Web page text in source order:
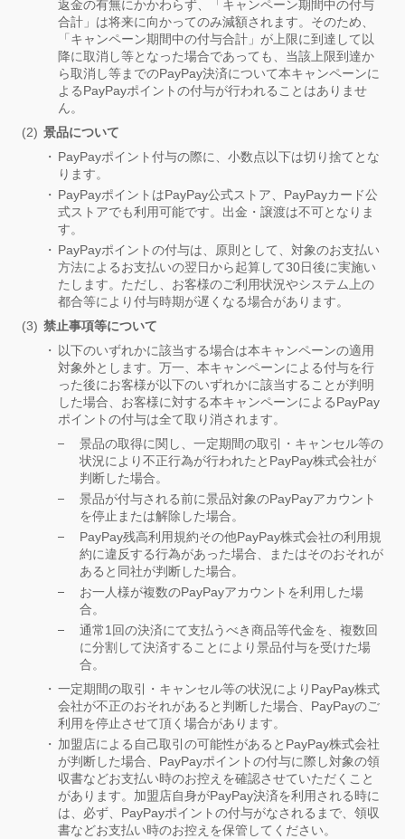
返金の有無にかかわらず、「キャンペーン期間中の付与
合計」は将来に向かってのみ減額されます。そのため、
「キャンペーン期間中の付与合計」が上限に到達して以
降に取消し等となった場合であっても、当該上限到達か
ら取消し等までのPayPay決済について本キャンペーンに
よるPayPayポイントの付与が行われることはありませ
ん。
景品について
PayPayポイント付与の際に、小数点以下は切り捨てとな
ります。
PayPayポイントはPayPay公式ストア、PayPayカード公
式ストアでも利用可能です。出金・譲渡は不可となりま
す。
PayPayポイントの付与は、原則として、対象のお支払い
方法によるお支払いの翌日から起算して30日後に実施い
たします。ただし、お客様のご利用状況やシステム上の
都合等により付与時期が遅くなる場合があります。
禁止事項等について
以下のいずれかに該当する場合は本キャンペーンの適用
対象外とします。万一、本キャンペーンによる付与を行
った後にお客様が以下のいずれかに該当することが判明
した場合、お客様に対する本キャンペーンによるPayPay
ポイントの付与は全て取り消されます。
景品の取得に関し、一定期間の取引・キャンセル等の
状況により不正行為が行われたとPayPay株式会社が
判断した場合。
景品が付与される前に景品対象のPayPayアカウント
を停止または解除した場合。
PayPay残高利用規約その他PayPay株式会社の利用規
約に違反する行為があった場合、またはそのおそれが
あると同社が判断した場合。
お一人様が複数のPayPayアカウントを利用した場
合。
通常1回の決済にて支払うべき商品等代金を、複数回
に分割して決済することにより景品付与を受けた場
合。
一定期間の取引・キャンセル等の状況によりPayPay株式
会社が不正のおそれがあると判断した場合、PayPayのご
利用を停止させて頂く場合があります。
加盟店による自己取引の可能性があるとPayPay株式会社
が判断した場合、PayPayポイントの付与に際し対象の領
収書などお支払い時のお控えを確認させていただくこと
があります。加盟店自身がPayPay決済を利用される時に
は、必ず、PayPayポイントの付与がなされるまで、領収
書などお支払い時のお控えを保管してください。